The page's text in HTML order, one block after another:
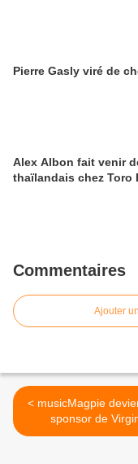
Pierre Gasly viré de
Alex Albon fait venir
thaïlandais chez Toro
Commentaires
Ajouter
< musicMagpie devient un
sponsor de